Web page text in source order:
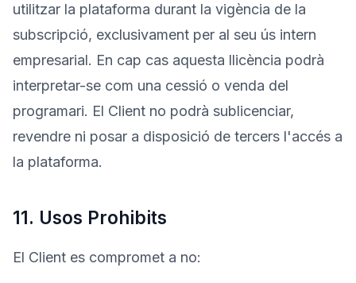
utilitzar la plataforma durant la vigència de la
subscripció, exclusivament per al seu ús intern
empresarial. En cap cas aquesta llicència podrà
interpretar-se com una cessió o venda del
programari. El Client no podrà sublicenciar,
revendre ni posar a disposició de tercers l'accés a
la plataforma.
11. Usos Prohibits
El Client es compromet a no: